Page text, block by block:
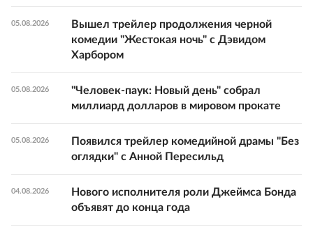
05.08.2026
Вышел трейлер продолжения черной
комедии "Жестокая ночь" с Дэвидом
Харбором
05.08.2026
"Человек-паук: Новый день" собрал
миллиард долларов в мировом прокате
05.08.2026
Появился трейлер комедийной драмы "Без
оглядки" с Анной Пересильд
04.08.2026
Нового исполнителя роли Джеймса Бонда
объявят до конца года